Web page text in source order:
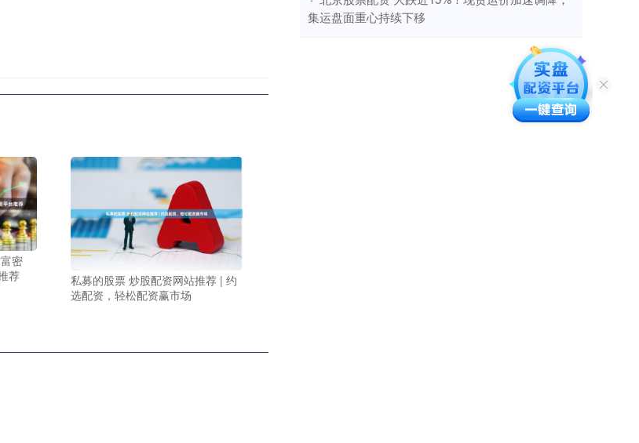
密
荐
私募的股票 炒股配资网站推荐 | 约
选配资，轻松配资赢市场
集运盘面重心持续下移